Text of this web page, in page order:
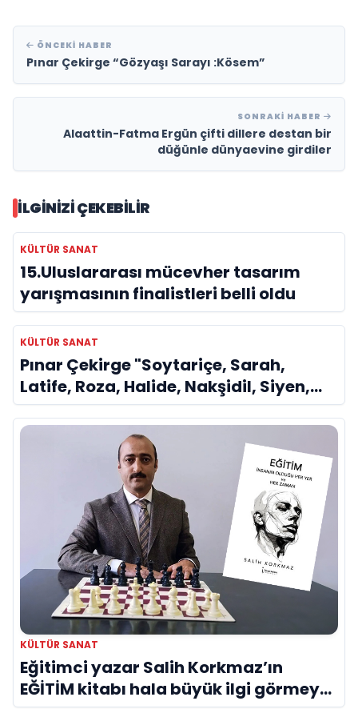
ÖNCEKI HABER
Pınar Çekirge “Gözyaşı Sarayı :Kösem”
SONRAKI HABER
Alaattin-Fatma Ergün çifti dillere destan bir
düğünle dünyaevine girdiler
İLGINIZI ÇEKEBILIR
KÜLTÜR SANAT
15.Uluslararası mücevher tasarım
yarışmasının finalistleri belli oldu
KÜLTÜR SANAT
Pınar Çekirge "Soytariçe, Sarah,
Latife, Roza, Halide, Nakşidil, Siyen,
Olga kısaca Dilek Türker veya La
Divina..."
KÜLTÜR SANAT
Eğitimci yazar Salih Korkmaz’ın
EĞİTİM kitabı hala büyük ilgi görmeye
devam ediyor